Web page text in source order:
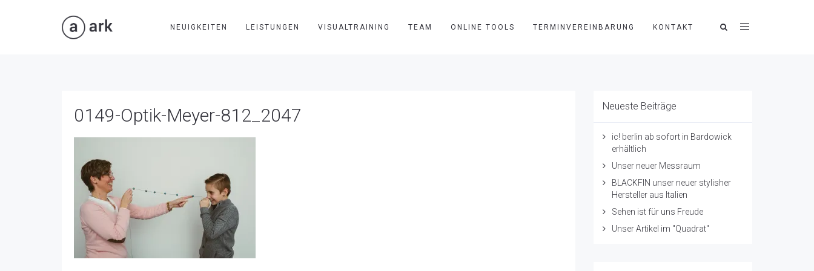
NEUIGKEITEN LEISTUNGEN VISUALTRAINING TEAM ONLINE TOOLS TERMINVEREINBARUNG KONTAKT
0149-Optik-Meyer-812_2047 Neueste Beiträge
ic! berlin ab sofort in Bardowick
erhältlich
Unser neuer Messraum
BLACKFIN unser neuer stylisher
Hersteller aus Italien
Sehen ist für uns Freude
Unser Artikel im "Quadrat"